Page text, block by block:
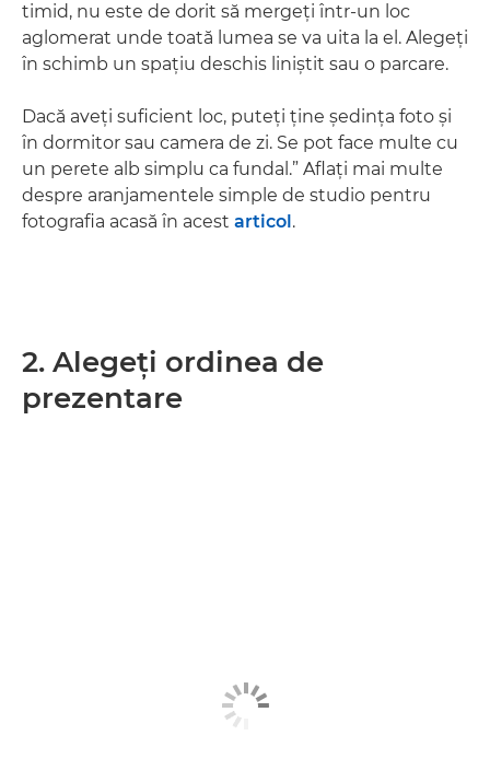
timid, nu este de dorit să mergeţi într-un loc
aglomerat unde toată lumea se va uita la el. Alegeţi
în schimb un spaţiu deschis liniştit sau o parcare.
Dacă aveţi suficient loc, puteţi ţine şedinţa foto şi
în dormitor sau camera de zi. Se pot face multe cu
un perete alb simplu ca fundal.” Aflaţi mai multe
despre aranjamentele simple de studio pentru
fotografia acasă în acest articol.
2. Alegeţi ordinea de
prezentare